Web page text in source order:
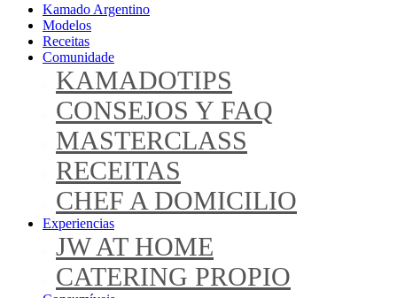
Kamado Argentino
Modelos
Receitas
Comunidade
KAMADOTIPS
CONSEJOS Y FAQ
MASTERCLASS
RECEITAS
CHEF A DOMICILIO
Experiencias
JW AT HOME
CATERING PROPIO